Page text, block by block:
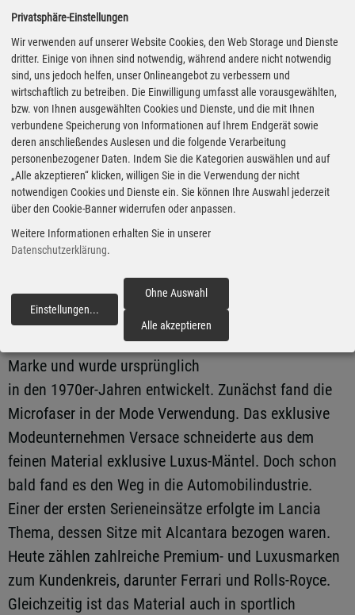
Union Mobilität
Wette. Obwohl das Material
ursprünglich in Japan
entwickelt wurde, wird der
originale Mikrofaserstoff seit
1972 ausschließlich von der
Alcantara S.p.A. am
italienischen Standort
hergestellt. Weitere 109
Mitarbeiter sind in der
angesiedelt.
Am Anfang stand die Mode
Alcantara ist eine geschützte
Marke und wurde ursprünglich
in den 1970er-Jahren entwickelt. Zunächst fand die
Microfaser in der Mode Verwendung. Das exklusive
Modeunternehmen Versace schneiderte aus dem
feinen Material exklusive Luxus-Mäntel. Doch schon
bald fand es den Weg in die Automobilindustrie.
Einer der ersten Serieneinsätze erfolgte im Lancia
Thema, dessen Sitze mit Alcantara bezogen waren.
Heute zählen zahlreiche Premium- und Luxusmarken
zum Kundenkreis, darunter Ferrari und Rolls-Royce.
Gleichzeitig ist das Material auch in sportlich
Privatsphäre-Einstellungen
Wir verwenden auf unserer Website Cookies, den Web Storage und Dienste
dritter. Einige von ihnen sind notwendig, während andere nicht notwendig
sind, uns jedoch helfen, unser Onlineangebot zu verbessern und
wirtschaftlich zu betreiben. Die Einwilligung umfasst alle vorausgewählten,
bzw. von Ihnen ausgewählten Cookies und Dienste, und die mit Ihnen
verbundene Speicherung von Informationen auf Ihrem Endgerät sowie
deren anschließendes Auslesen und die folgende Verarbeitung
personenbezogener Daten. Indem Sie die Kategorien auswählen und auf
„Alle akzeptieren“ klicken, willigen Sie in die Verwendung der nicht
notwendigen Cookies und Dienste ein. Sie können Ihre Auswahl jederzeit
über den Cookie-Banner widerrufen oder anpassen.
Weitere Informationen erhalten Sie in unserer
Datenschutzerklärung.
Einstellungen...
Ohne Auswahl
Alle akzeptieren